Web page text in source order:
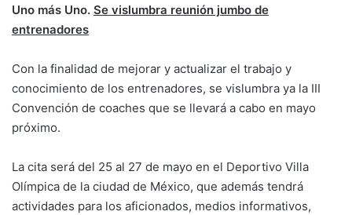
Uno más Uno. Se vislumbra reunión jumbo de
entrenadores
Con la finalidad de mejorar y actualizar el trabajo y
conocimiento de los entrenadores, se vislumbra ya la III
Convención de coaches que se llevará a cabo en mayo
próximo.
La cita será del 25 al 27 de mayo en el Deportivo Villa
Olímpica de la ciudad de México, que además tendrá
actividades para los aficionados, medios informativos,